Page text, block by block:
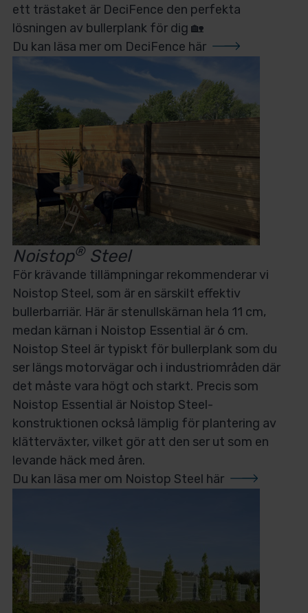
ett trästaket är DeciFence den perfekta
lösningen av bullerplank för dig 🏡
Du kan läsa mer om DeciFence här
Noistop® Steel
För krävande tillämpningar rekommenderar vi
Noistop Steel, som är en särskilt effektiv
bullerbarriär. Här är stenullskärnan hela 11 cm,
medan kärnan i Noistop Essential är 6 cm.
Noistop Steel är typiskt för bullerplank som du
ser längs motorvägar och i industriområden där
det måste vara högt och starkt. Precis som
Noistop Essential är Noistop Steel-
konstruktionen också lämplig för plantering av
klätterväxter, vilket gör att den ser ut som en
levande häck med åren.
Du kan läsa mer om Noistop Steel här